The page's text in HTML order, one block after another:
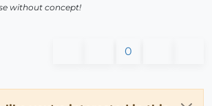
without concept!
0